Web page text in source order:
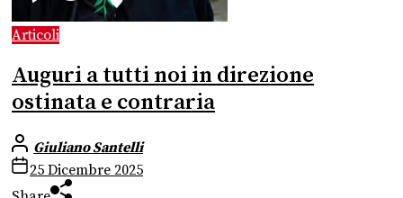
Articoli
Auguri a tutti noi in direzione
ostinata e contraria
Giuliano Santelli
25 Dicembre 2025